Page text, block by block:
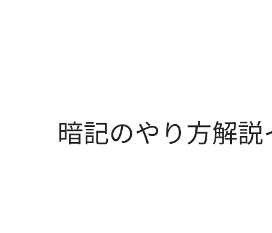
暗記のやり方解